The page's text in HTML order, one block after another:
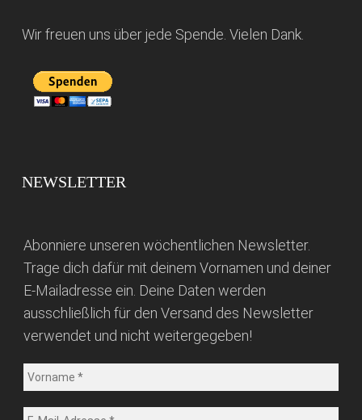
Wir freuen uns über jede Spende. Vielen Dank.
NEWSLETTER
Abonniere unseren wöchentlichen Newsletter.
Trage dich dafür mit deinem Vornamen und deiner
E-Mailadresse ein. Deine Daten werden
ausschließlich für den Versand des Newsletter
verwendet und nicht weitergegeben!